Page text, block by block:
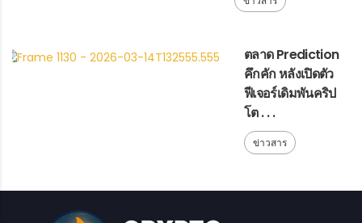
ตลาด Prediction
คึกคัก หลังเปิดตัว
ฟีเจอร์เดิมพันคริป
โต . . .
ข่าวสาร